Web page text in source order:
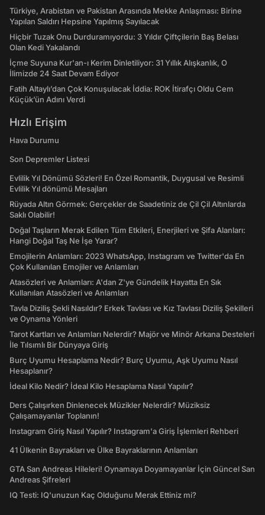
Türkiye, Arabistan ve Pakistan Arasında Mekke Anlaşması: Birine
Yapılan Saldırı Hepsine Yapılmış Sayılacak
Hiçbir Tuzak Onu Durduramıyordu: 3 Yıldır Çiftçilerin Baş Belası
Olan Kedi Yakalandı
İçme Suyuna Kur'an-ı Kerim Dinletiliyor: 31 Yıllık Alışkanlık, O
İlimizde 24 Saat Devam Ediyor
Fatih Altaylı’dan Çok Konuşulacak İddia: ROK İtirafçı Oldu Cem
Küçük’ün Adını Verdi
Hızlı Erişim
Hava Durumu
Son Depremler Listesi
Evlilik Yıl Dönümü Sözleri! En Özel Romantik, Duygusal ve Resimli
Evlilik Yıl dönümü Mesajları
Rüyada Altın Görmek: Gerçekler de Saadetiniz de Çil Çil Altınlarda
Saklı Olabilir!
Doğal Taşların Merak Edilen Tüm Etkileri, Enerjileri ve Şifa Alanları:
Hangi Doğal Taş Ne İşe Yarar?
Emojilerin Anlamları: 2023 WhatsApp, Instagram ve Twitter'da En
Çok Kullanılan Emojiler ve Anlamları
Atasözleri ve Anlamları: A'dan Z'ye Gündelik Hayatta En Sık
Kullanılan Atasözleri ve Anlamları
Tavla Diziliş Şekli Nasıldır? Erkek Tavlası ve Kız Tavlası Diziliş Şekilleri
ve Oynama Yönleri
Tarot Kartları ve Anlamları Nelerdir? Majör ve Minör Arkana Desteleri
İle Tılsımlı Bir Dünyaya Giriş
Burç Uyumu Hesaplama Nedir? Burç Uyumu, Aşk Uyumu Nasıl
Hesaplanır?
İdeal Kilo Nedir? İdeal Kilo Hesaplama Nasıl Yapılır?
Ders Çalışırken Dinlenecek Müzikler Nelerdir? Müziksiz
Çalışamayanlar Toplanın!
Instagram Giriş Nasıl Yapılır? Instagram'a Giriş İşlemleri Rehberi
41 Ülkenin Bayrakları ve Ülke Bayraklarının Anlamları
GTA San Andreas Hileleri! Oynamaya Doyamayanlar İçin Güncel San
Andreas Şifreleri
IQ Testi: IQ'unuzun Kaç Olduğunu Merak Ettiniz mi?